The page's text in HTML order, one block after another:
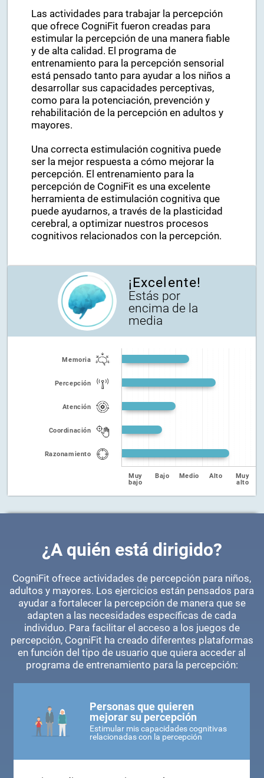
Las actividades para trabajar la percepción
que ofrece CogniFit fueron creadas para
estimular la percepción de una manera fiable
y de alta calidad. El programa de
entrenamiento para la percepción sensorial
está pensado tanto para ayudar a los niños a
desarrollar sus capacidades perceptivas,
como para la potenciación, prevención y
rehabilitación de la percepción en adultos y
Una correcta estimulación cognitiva puede
ser la mejor respuesta a cómo mejorar la
percepción. El entrenamiento para la
percepción de CogniFit es una excelente
herramienta de estimulación cognitiva que
puede ayudarnos, a través de la plasticidad
cerebral, a optimizar nuestros procesos
¡Excelente!
Estás por
encima de la
media
¿A quién está dirigido?
CogniFit ofrece actividades de percepción para niños,
adultos y mayores. Los ejercicios están pensados para
ayudar a fortalecer la percepción de manera que se
adapten a las necesidades específicas de cada
individuo. Para facilitar el acceso a los juegos de
percepción, CogniFit ha creado diferentes plataformas
en función del tipo de usuario que quiera acceder al
programa de entrenamiento para la percepción:
Personas que quieren
mejorar su percepción